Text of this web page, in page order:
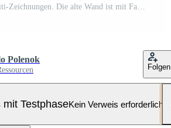
Fragment von Graffiti-Zeichnungen. Die alte Wand ist mit Farbflecken im Stil der Straßenkunstkultur dekoriert. orangene Blume Pro Foto
Polenok
Folgen
mit TestphaseKein Verweis erforderlich